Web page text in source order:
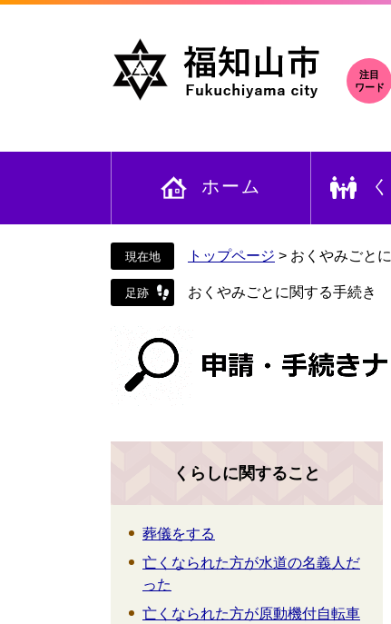
文
注目
ワード
ホーム
トップページ > おくやみごと
おくやみごとに関する手続き
くらしに関すること
葬儀をする
亡くなられた方が水道の名義人だ
った
亡くなられた方が原動機付自転車